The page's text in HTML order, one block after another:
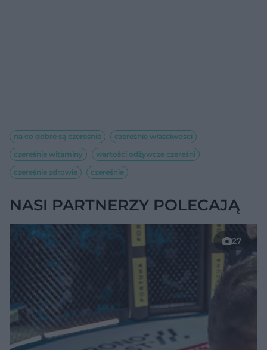
na co dobre są czereśnie
czereśnie właściwości
czereśnie witaminy
wartości odżywcze czereśni
czereśnie zdrowie
czereśnie
NASI PARTNERZY POLECAJĄ
27